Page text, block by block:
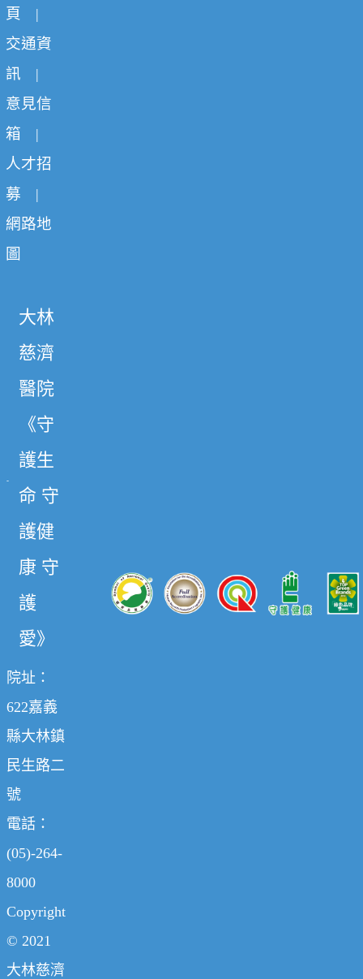
頁 |
交通資
訊 |
意見信
箱 |
人才招
募 |
網路地
圖
大林
慈濟
醫院
《守
護生
命 守
護健
康 守
護
愛》
院址：
622嘉義
縣大林鎮
民生路二
號
電話：
(05)-264-
8000
Copyright
© 2021
大林慈濟